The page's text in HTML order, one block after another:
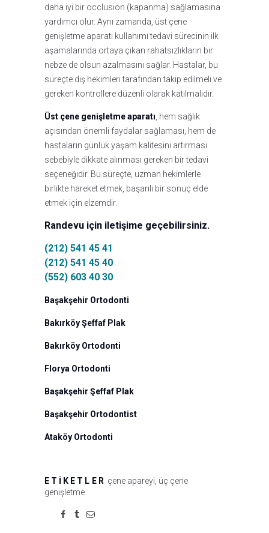
daha iyi bir occlusion (kapanma) sağlamasına
yardımcı olur. Aynı zamanda, üst çene
genişletme aparatı kullanımı tedavi sürecinin ilk
aşamalarında ortaya çıkan rahatsızlıkların bir
nebze de olsun azalmasını sağlar. Hastalar, bu
süreçte diş hekimleri tarafından takip edilmeli ve
gereken kontrollere düzenli olarak katılmalıdır.
Üst çene genişletme aparatı , hem sağlık
açısından önemli faydalar sağlaması, hem de
hastaların günlük yaşam kalitesini artırması
sebebiyle dikkate alınması gereken bir tedavi
seçeneğidir. Bu süreçte, uzman hekimlerle
birlikte hareket etmek, başarılı bir sonuç elde
etmek için elzemdir.
Randevu için iletişime geçebilirsiniz.
(212) 541 45 41
(212) 541 45 40
(552) 603 40 30
Başakşehir Ortodonti
Bakırköy Şeffaf Plak
Bakırköy Ortodonti
Florya Ortodonti
Başakşehir Şeffaf Plak
Başakşehir Ortodontist
Ataköy Ortodonti
ETIKETLER çene apareyi, üç çene
genişletme